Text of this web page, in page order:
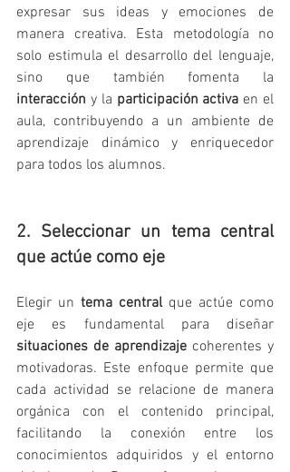
expresar sus ideas y emociones de
manera creativa. Esta metodología no
solo estimula el desarrollo del lenguaje,
interacción y la participación activa en el
aula, contribuyendo a un ambiente de
aprendizaje dinámico y enriquecedor
para todos los alumnos.
2. Seleccionar un tema central
que actúe como eje
Elegir un tema central que actúe como
situaciones de aprendizaje coherentes y
motivadoras. Este enfoque permite que
cada actividad se relacione de manera
orgánica con el contenido principal,
facilitando la conexión entre los
conocimientos adquiridos y el entorno